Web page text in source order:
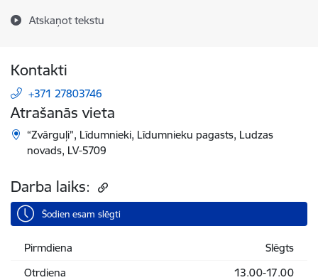
Atskaņot tekstu
Kontakti
+371 27803746
Atrašanās vieta
“Zvārguļi”, Līdumnieki, Līdumnieku pagasts, Ludzas
novads, LV-5709
Darba laiks:
Šodien esam slēgti
Pirmdiena
Slēgts
Otrdiena
13.00-17.00